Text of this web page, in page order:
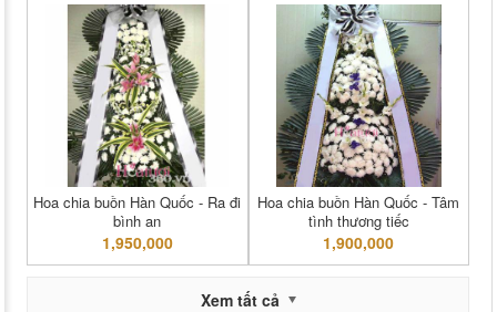
Hoa chia buồn Hàn Quốc - Ra đi
bình an
1,950,000
Hoa chia buồn Hàn Quốc - Tâm
tình thương tiếc
1,900,000
Xem tất cả